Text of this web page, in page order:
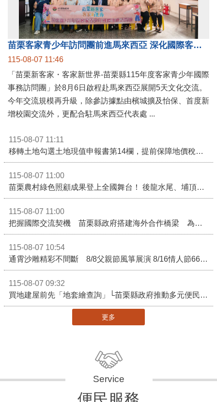
苗栗客家青少年訪問團前進馬來西亞 深化國際客家文化交流
115-08-07 11:46
「苗栗新客家・客家新世界-苗栗縣115年度客家青少年國際
事務訪問團」於8月6日啟程赴馬來西亞展開5天文化交流。
今年交流規模再升級，除參訪據點由檳城擴及怡保、首度新
增校園交流外，更配合駐馬來西亞代表處 ...
115-08-07 11:11
移轉土地勾選土地現值申報書第14欄，提前保障地價稅節稅權益
115-08-07 11:00
苗栗農村綠色照顧成果登上全國舞台！ 後龍水尾、埔頂社區前進2026高齡健康產業博覽會
115-08-07 11:00
把握國際交流契機 苗栗縣政府搭建海外合作橋梁 為在地產業爭取更多國際市場機會
115-08-07 10:54
通霄沙雕精彩不間斷 8/8父親節風箏展演 8/16情人節66對浪漫挑戰送好禮
115-08-07 09:32
買地建屋前先「地套繪查詢」└苗栗縣政府推動多元便民諮詢服務
更多